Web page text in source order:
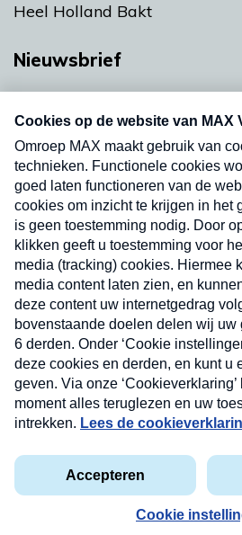
Heel Holland Bakt
Nieuwsbrief
Neem hier een gratis
nieuwsbrief. Elke vrijdag- en
uw mailbox.
Privacyverklaring
Cookieverklaring
Kwetsbaarheid melden
Copyright © 2026 MAX Vandaag - Omroep
Nieuwsbrief
Neem hier een gratis
nieuwsbrief. Elke vrijdag- en